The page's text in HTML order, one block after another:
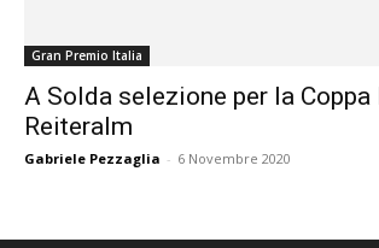
Gran Premio Italia
A Solda selezione per la Coppa
Reiteralm
Gabriele Pezzaglia - 6 Novembre 2020